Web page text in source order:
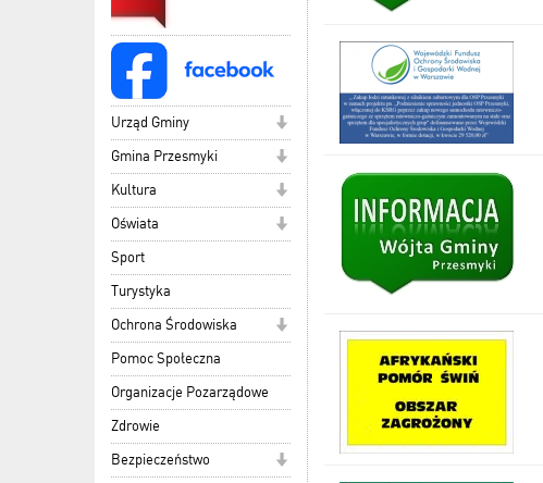
Urząd Gminy
Gmina Przesmyki
Kultura
Oświata
Sport
Turystyka
Ochrona Środowiska
Pomoc Społeczna
Organizacje Pozarządowe
Zdrowie
Bezpieczeństwo